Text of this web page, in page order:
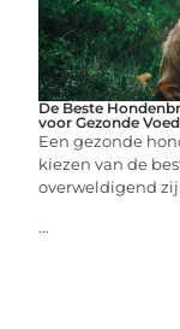
De Beste
voor Gezonde
Een gezonde
kiezen van de
overweldigend
...